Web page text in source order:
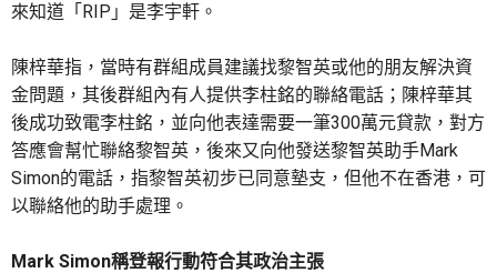
來知道「RIP」是李宇軒。
陳梓華指，當時有群組成員建議找黎智英或他的朋友解決資
金問題，其後群組內有人提供李柱銘的聯絡電話；陳梓華其
後成功致電李柱銘，並向他表達需要一筆300萬元貸款，對方
答應會幫忙聯絡黎智英，後來又向他發送黎智英助手Mark
Simon的電話，指黎智英初步已同意墊支，但他不在香港，可
以聯絡他的助手處理。
Mark Simon稱登報行動符合其政治主張